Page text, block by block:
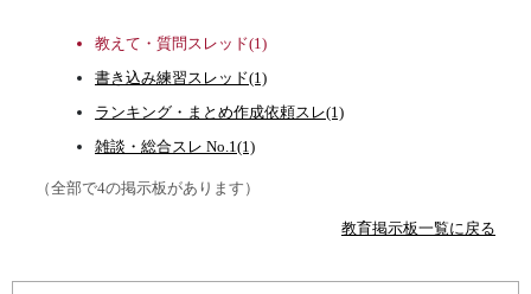
教えて・質問スレッド(1)
書き込み練習スレッド(1)
ランキング・まとめ作成依頼スレ(1)
雑談・総合スレ No.1(1)
（全部で4の掲示板があります）
教育掲示板一覧に戻る